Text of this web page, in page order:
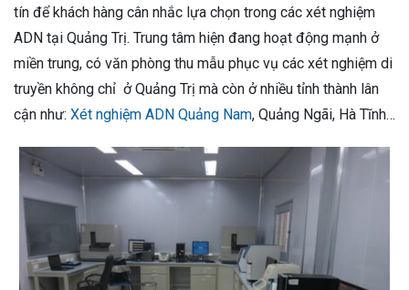
tín để khách hàng cân nhắc lựa chọn trong các xét nghiệm
ADN tại Quảng Trị. Trung tâm hiện đang hoạt động mạnh ở
miền trung, có văn phòng thu mẫu phục vụ các xét nghiệm di
truyền không chỉ ở Quảng Trị mà còn ở nhiều tỉnh thành lân
cận như: Xét nghiệm ADN Quảng Nam, Quảng Ngãi, Hà Tĩnh…